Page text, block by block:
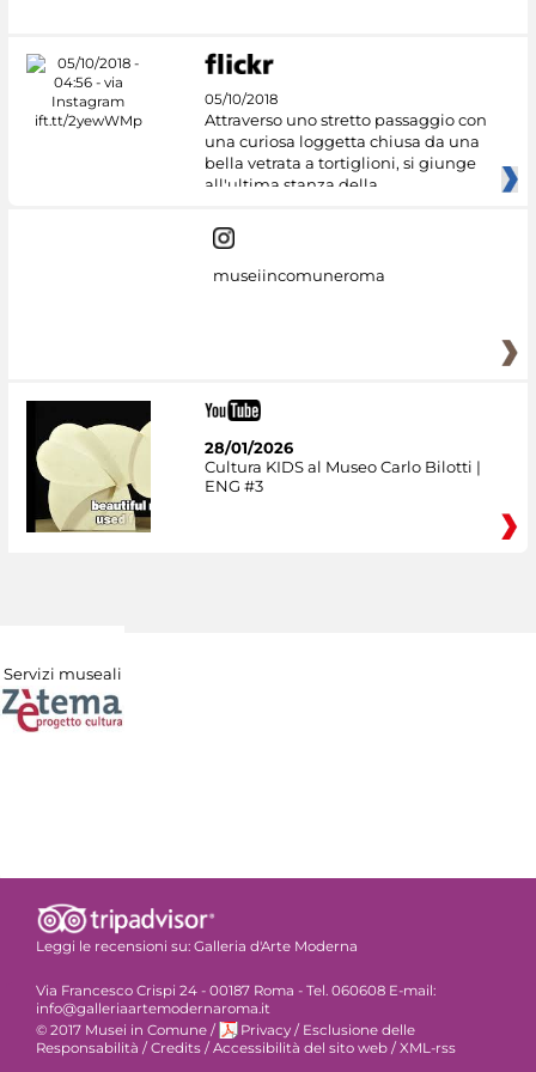
05/10/2018
Attraverso uno stretto passaggio con
una curiosa loggetta chiusa da una
bella vetrata a tortiglioni, si giunge
all'ultima stanza della
museiincomuneroma
28/01/2026
Cultura KIDS al Museo Carlo Bilotti |
ENG #3
Servizi museali
Leggi le recensioni su: Galleria d'Arte Moderna
Via Francesco Crispi 24 - 00187 Roma - Tel. 060608 E-mail:
info@galleriaartemodernaroma.it
© 2017 Musei in Comune / Privacy / Esclusione delle
Responsabilità /Credits /Accessibilità del sito web /XML-rss